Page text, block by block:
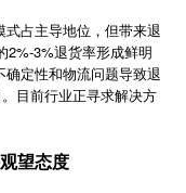
占主导地位，但带来退
2%-3%退货率形成鲜明
定性和物流问题导致退
目前行业正寻求解决方
望态度